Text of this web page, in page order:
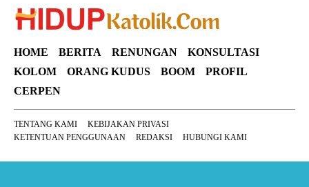
HOME BERITA RENUNGAN
KONSULTASI
KOLOM
ORANG KUDUS BOOM
PROFIL
CERPEN
TENTANG KAMI
KEBIJAKAN PRIVASI
KETENTUAN PENGGUNAAN
REDAKSI HUBUNGI KAMI